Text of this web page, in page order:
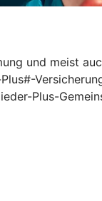
und meist
Plus-